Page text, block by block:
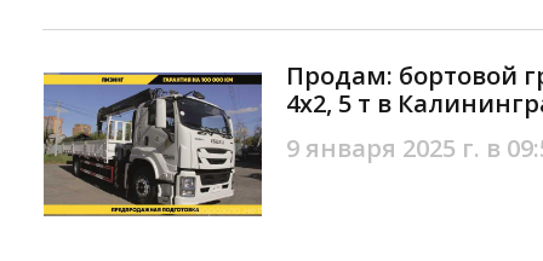
Продам: бopтовой
4х2, 5 т в
9 января 2025 г. в